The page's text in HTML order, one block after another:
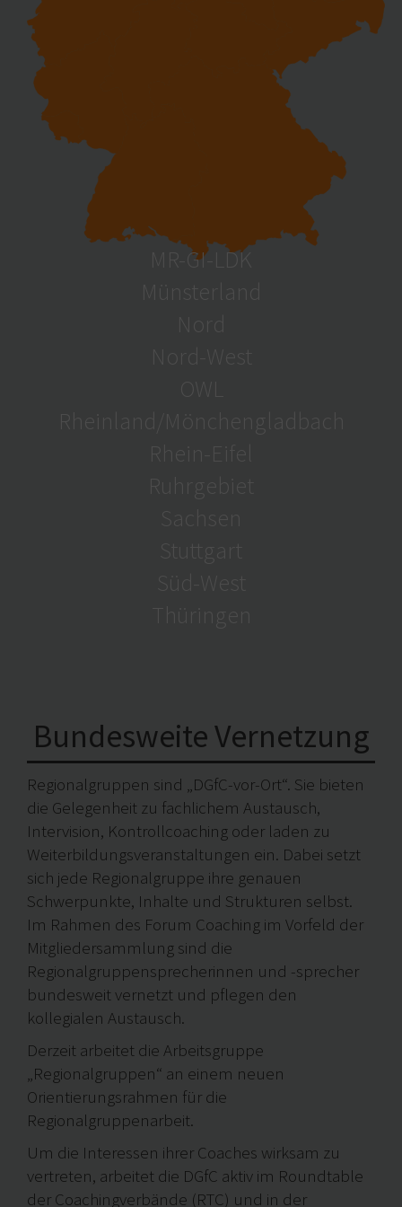
MR-GI-LDK
Bundesweite Vernetzung
Regionalgruppen sind „DGfC-vor-Ort“. Sie bieten
die Gelegenheit zu fachlichem Austausch,
Intervision, Kontrollcoaching oder laden zu
Weiterbildungsveranstaltungen ein. Dabei setzt
sich jede Regionalgruppe ihre genauen
Schwerpunkte, Inhalte und Strukturen selbst.
Im Rahmen des Forum Coaching im Vorfeld der
Mitgliedersammlung sind die
Regionalgruppensprecherinnen und -sprecher
bundesweit vernetzt und pflegen den
kollegialen Austausch.
Derzeit arbeitet die Arbeitsgruppe
„Regionalgruppen“ an einem neuen
Orientierungsrahmen für die
Regionalgruppenarbeit.
Um die Interessen ihrer Coaches wirksam zu
vertreten, arbeitet die DGfC aktiv im Roundtable
der Coachingverbände (RTC) und in der